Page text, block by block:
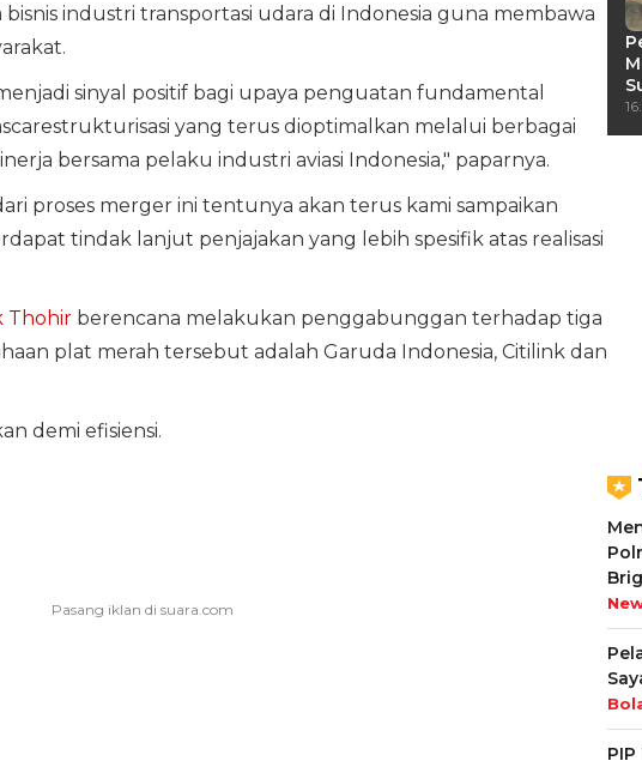
industri transportasi udara di Indonesia guna membawa
sinyal positif bagi upaya penguatan fundamental
yang terus dioptimalkan melalui berbagai
bersama pelaku industri aviasi Indonesia," paparnya.
proses merger ini tentunya akan terus kami sampaikan
tindak lanjut penjajakan yang lebih spesifik atas realisasi
Thohirberencana melakukan penggabunggan terhadap tiga
plat merah tersebut adalah Garuda Indonesia, Citilink dan
demi efisiensi.